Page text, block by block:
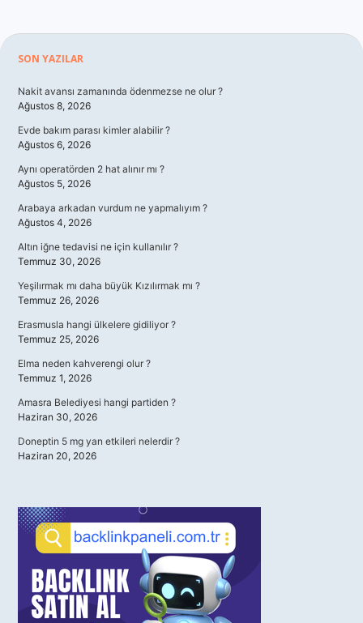
Sidebar
SON YAZILAR
Nakit avansı zamanında ödenmezse ne olur ?
Ağustos 8, 2026
Evde bakım parası kimler alabilir ?
Ağustos 6, 2026
Aynı operatörden 2 hat alınır mı ?
Ağustos 5, 2026
Arabaya arkadan vurdum ne yapmalıyım ?
Ağustos 4, 2026
Altın iğne tedavisi ne için kullanılır ?
Temmuz 30, 2026
Yeşilırmak mı daha büyük Kızılırmak mı ?
Temmuz 26, 2026
Erasmusla hangi ülkelere gidiliyor ?
Temmuz 25, 2026
Elma neden kahverengi olur ?
Temmuz 1, 2026
Amasra Belediyesi hangi partiden ?
Haziran 30, 2026
Doneptin 5 mg yan etkileri nelerdir ?
Haziran 20, 2026